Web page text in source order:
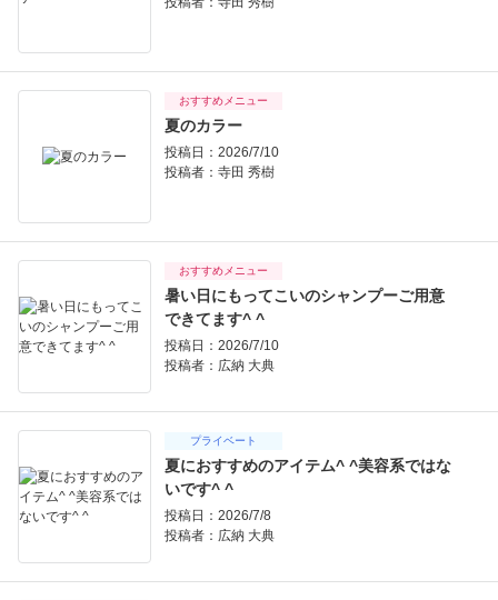
おすすめメニュー
夏のカラー
投稿日：2026/7/10
投稿者： 寺田 秀樹
おすすめメニュー
暑い日にもってこいのシャンプーご用意
できてます^ ^
投稿日：2026/7/10
投稿者： 広納 大典
プライベート
夏におすすめのアイテム^ ^美容系ではな
いです^ ^
投稿日：2026/7/8
投稿者： 広納 大典